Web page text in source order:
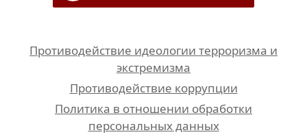
Противодействие идеологии терроризма и
экстремизма
Противодействие коррупции
Политика в отношении обработки
персональных данных